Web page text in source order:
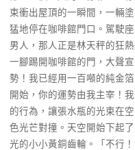
束衝出屋頂的一瞬間，一輛
猛地停在咖啡館門口。駕駛
男人，那人正是林天秤的狂
一腳踢開咖啡館的門，大聲宣
勢！我已經用一百噸的純金
開始，你的運勢由我主宰！
的行為，讓張水瓶的光束在
色光芒對撞。天空開始下起
光的小小黃銅齒輪。「不行